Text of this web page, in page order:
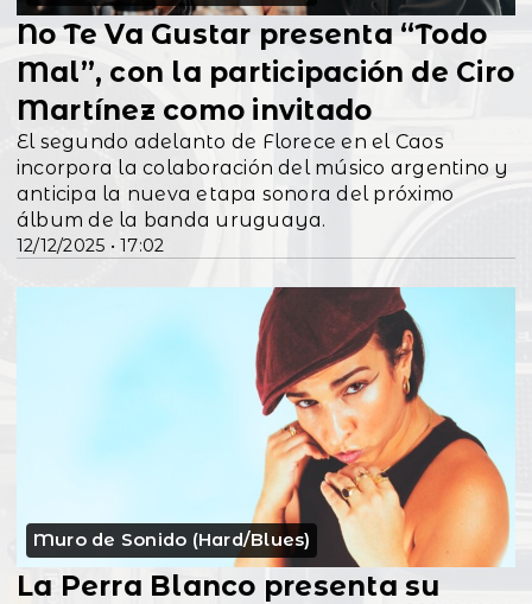
12/12/2025 • 17:02
No Te Va Gustar presenta “Todo
Mal”, con la participación de Ciro
Martínez como invitado
El segundo adelanto de Florece en el Caos
incorpora la colaboración del músico argentino y
anticipa la nueva etapa sonora del próximo
álbum de la banda uruguaya.
Muro de Sonido (Hard/Blues)
La Perra Blanco presenta su